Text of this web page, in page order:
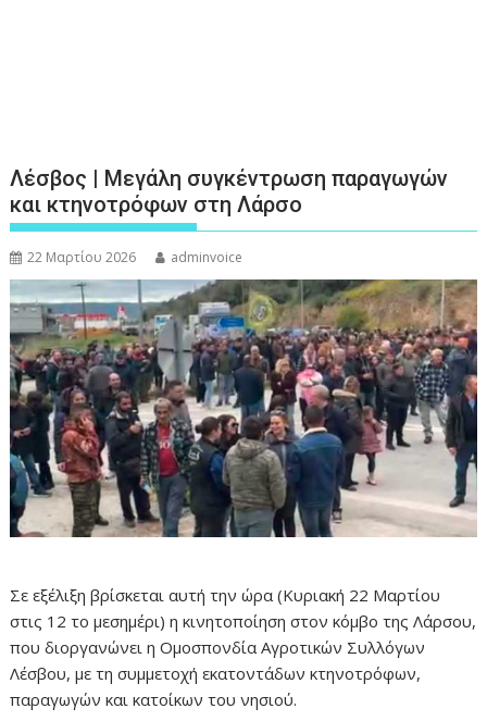
Λέσβος | Μεγάλη συγκέντρωση παραγωγών
και κτηνοτρόφων στη Λάρσο
22 Μαρτίου 2026 adminvoice
Σε εξέλιξη βρίσκεται αυτή την ώρα (Κυριακή 22 Μαρτίου
στις 12 το μεσημέρι) η κινητοποίηση στον κόμβο της Λάρσου,
που διοργανώνει η Ομοσπονδία Αγροτικών Συλλόγων
Λέσβου, με τη συμμετοχή εκατοντάδων κτηνοτρόφων,
παραγωγών και κατοίκων του νησιού.